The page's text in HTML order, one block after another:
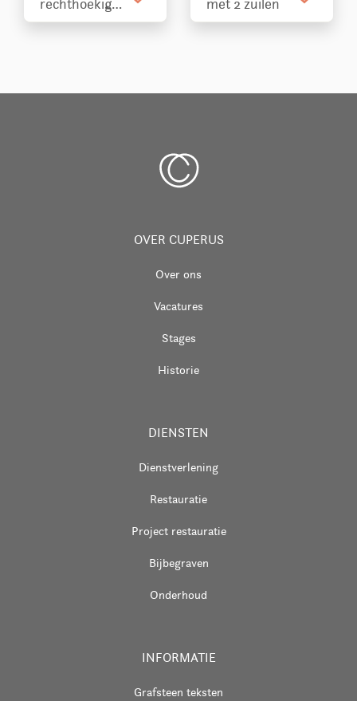
rechthoekig
grafmonument
met 2 zuilen
OVER CUPERUS
Over ons
Vacatures
Stages
Historie
DIENSTEN
Dienstverlening
Restauratie
Project restauratie
Bijbegraven
Onderhoud
INFORMATIE
Grafsteen teksten